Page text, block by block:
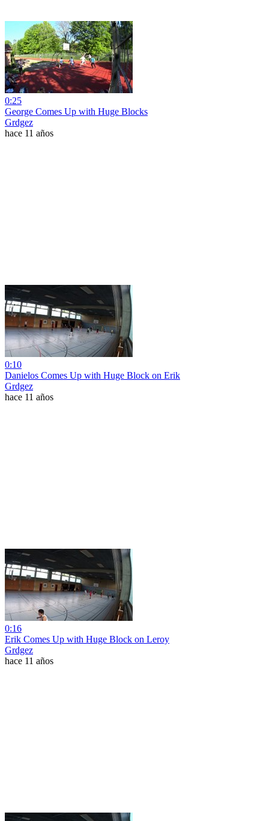
0:25
George Comes Up with Huge Blocks
Grdgez
hace 11 años
0:10
Danielos Comes Up with Huge Block on Erik
Grdgez
hace 11 años
0:16
Erik Comes Up with Huge Block on Leroy
Grdgez
hace 11 años